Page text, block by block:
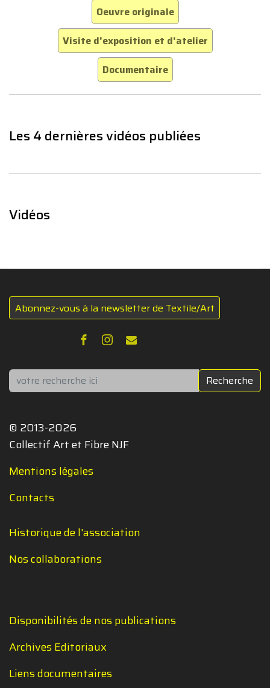
Oeuvre originale
Visite d'exposition et d'atelier
Documentaire
Les 4 dernières vidéos publiées
Vidéos
Abonnez-vous à la newsletter de Textile/Art
Rechercher Recherche
© 2013-2026
Collectif Art et Fibre NJF
Mentions légales
Contacts
Historique de l'association
Nos collaborations
Disponibilités de nos publications
Archives Editoriaux
Liens documentaires